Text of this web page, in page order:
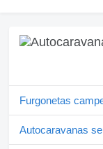
Furgonetas
Autocaravanas